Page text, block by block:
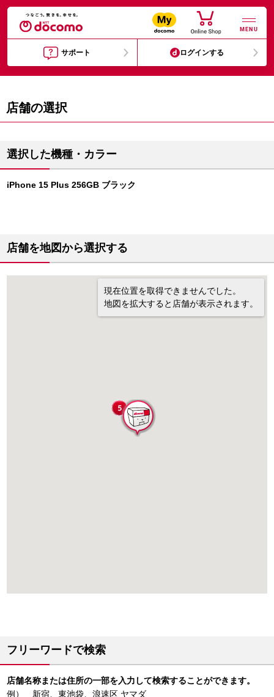
MENU
サポート ログインする
店舗の選択
選択した機種・カラー
iPhone 15 Plus 256GB ブラック
店舗を地図から選択する
現在位置を取得できませんでした。
地図を拡大すると店舗が表示されます。
フリーワードで検索
店舗名称または住所の一部を入力して検索することができます。
例） 新宿、東池袋、浪速区 ヤマダ